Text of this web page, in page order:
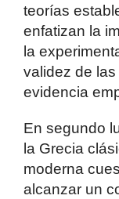
teorías
enfatizan la
la
validez de
evidencia
En segundo
la Grecia
moderna
alcanzar un